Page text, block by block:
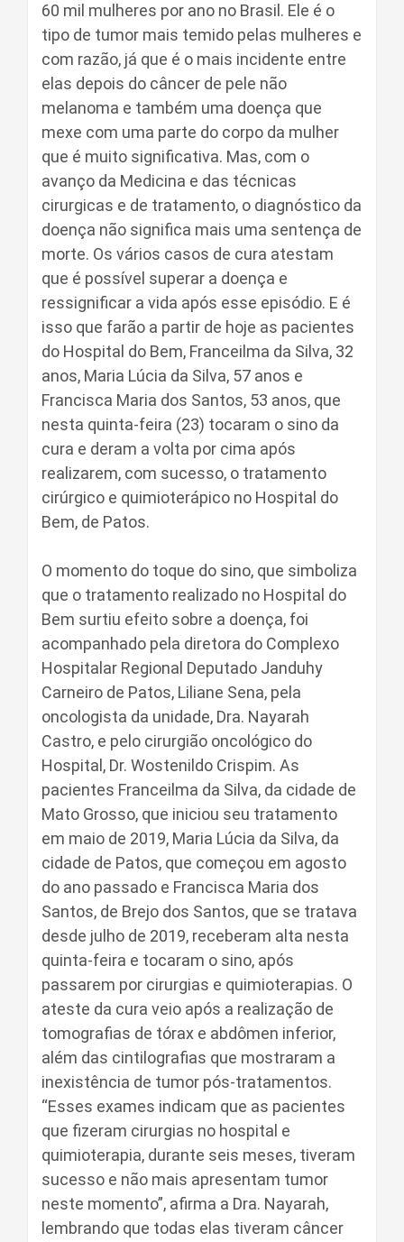
60 mil mulheres por ano no Brasil. Ele é o
tipo de tumor mais temido pelas mulheres e
com razão, já que é o mais incidente entre
elas depois do câncer de pele não
melanoma e também uma doença que
mexe com uma parte do corpo da mulher
que é muito significativa. Mas, com o
avanço da Medicina e das técnicas
cirurgicas e de tratamento, o diagnóstico da
doença não significa mais uma sentença de
morte. Os vários casos de cura atestam
que é possível superar a doença e
ressignificar a vida após esse episódio. E é
isso que farão a partir de hoje as pacientes
do Hospital do Bem, Franceilma da Silva, 32
anos, Maria Lúcia da Silva, 57 anos e
Francisca Maria dos Santos, 53 anos, que
nesta quinta-feira (23) tocaram o sino da
cura e deram a volta por cima após
realizarem, com sucesso, o tratamento
cirúrgico e quimioterápico no Hospital do
Bem, de Patos.
O momento do toque do sino, que simboliza
que o tratamento realizado no Hospital do
Bem surtiu efeito sobre a doença, foi
acompanhado pela diretora do Complexo
Hospitalar Regional Deputado Janduhy
Carneiro de Patos, Liliane Sena, pela
oncologista da unidade, Dra. Nayarah
Castro, e pelo cirurgião oncológico do
Hospital, Dr. Wostenildo Crispim. As
pacientes Franceilma da Silva, da cidade de
Mato Grosso, que iniciou seu tratamento
em maio de 2019, Maria Lúcia da Silva, da
cidade de Patos, que começou em agosto
do ano passado e Francisca Maria dos
Santos, de Brejo dos Santos, que se tratava
desde julho de 2019, receberam alta nesta
quinta-feira e tocaram o sino, após
passarem por cirurgias e quimioterapias. O
ateste da cura veio após a realização de
tomografias de tórax e abdômen inferior,
além das cintilografias que mostraram a
inexistência de tumor pós-tratamentos.
“Esses exames indicam que as pacientes
que fizeram cirurgias no hospital e
quimioterapia, durante seis meses, tiveram
sucesso e não mais apresentam tumor
neste momento”, afirma a Dra. Nayarah,
lembrando que todas elas tiveram câncer